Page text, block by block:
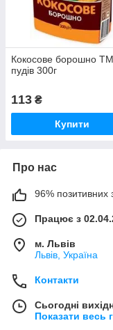
Кокосове борошно
пудів 300г
113 ₴
Купити
Про нас
96% позитивних
Працює з
м. Львів
Львів, Україна
Контакти
Сьогодні
Показати весь